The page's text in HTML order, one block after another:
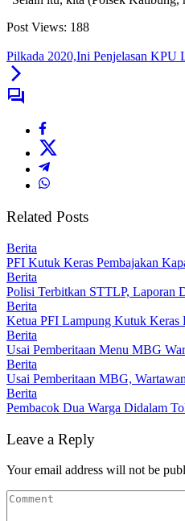
Post Views: 188
Pilkada 2020,Ini Penjelasan KPU
Related Posts
Berita
PFI Kutuk Keras Pembajakan
Berita
Polisi Terbitkan STTLP, Laporan
Berita
Ketua PFI Lampung Kutuk Keras
Berita
Usai Pemberitaan Menu MBG
Berita
Usai Pemberitaan MBG,
Berita
Pembacok Dua Warga Didalam
Leave a Reply
Your email address will not be